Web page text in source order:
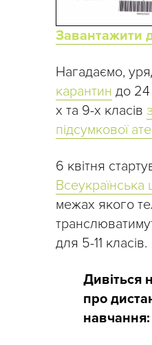
Завантажити
Нагадаємо,
карантин до 24
х та 9-х класів
підсумкової
6 квітня
межах якого
для 5-11 класів.
Дивіться
про
навчання: